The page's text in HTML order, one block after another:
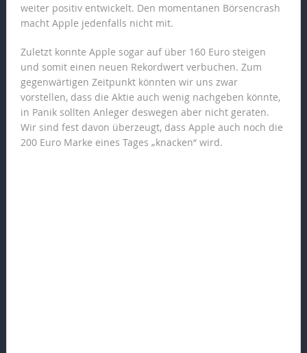
weiter positiv entwickelt. Den momentanen Börsencrash
macht Apple jedenfalls nicht mit.
Zuletzt konnte Apple sogar auf über 160 Euro steigen
und somit einen neuen Rekordwert verbuchen. Zum
gegenwärtigen Zeitpunkt könnten wir uns zwar
vorstellen, dass die Aktie auch wenig nachgeben könnte,
in Panik sollten Anleger deswegen aber nicht geraten.
Wir sind fest davon überzeugt, dass Apple auch noch die
200 Euro Marke eines Tages „knacken“ wird.